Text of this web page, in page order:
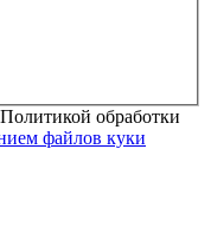
обработки
файлов куки